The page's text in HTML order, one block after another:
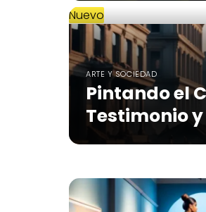
Nuevo
ARTE Y SOCIEDAD
Pintando el
Testimonio